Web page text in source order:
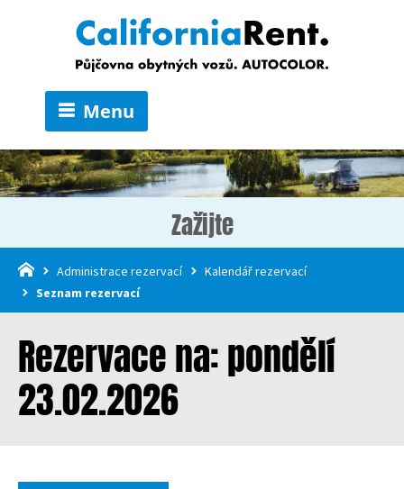
Menu
Zažijte
Administrace rezervací
Kalendář rezervací
Seznam rezervací
Rezervace na: pondělí
23.02.2026